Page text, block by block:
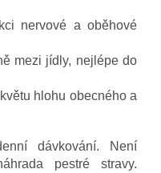
nervové a oběhové
mezi jídly, nejlépe do
hlohu obecného a
dávkování. Není
pestré stravy.